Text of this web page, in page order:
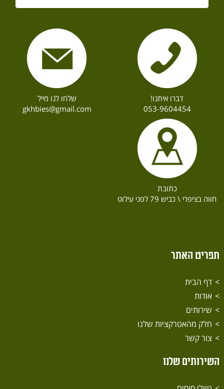
דברו איתנו!
053-9604454
שלחו לנו מייל
gkhbies@gmail.com
כתובת
חווה בציפרי \ כביש 79 לפני עילוט
תפריט האתר
דף הבית
אודות
שירותים
חלק מהאטרקציות שלנו
צור קשר
השירותים שלנו